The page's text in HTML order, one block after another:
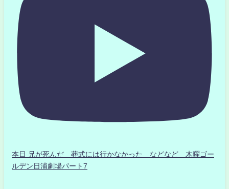
本日 兄が死んだ 葬式には行かなかった などなど 木曜ゴー
ルデン日浦劇場パート7